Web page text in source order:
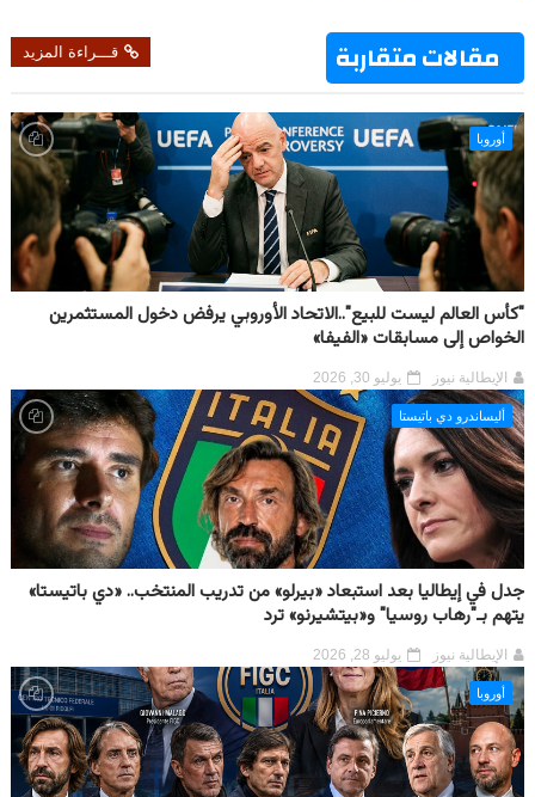
مقالات متقاربة قـــراءة المزيد
أوروبا
"كأس العالم ليست للبيع"..الاتحاد الأوروبي يرفض دخول المستثمرين
الخواص إلى مسابقات «الفيفا»
الإيطالية نيوز يوليو 30, 2026
أليساندرو دي باتيستا
جدل في إيطاليا بعد استبعاد «بيرلو» من تدريب المنتخب.. «دي باتيستا»
يتهم بـ"رهاب روسيا" و«بيتشيرنو» ترد
الإيطالية نيوز يوليو 28, 2026
أوروبا